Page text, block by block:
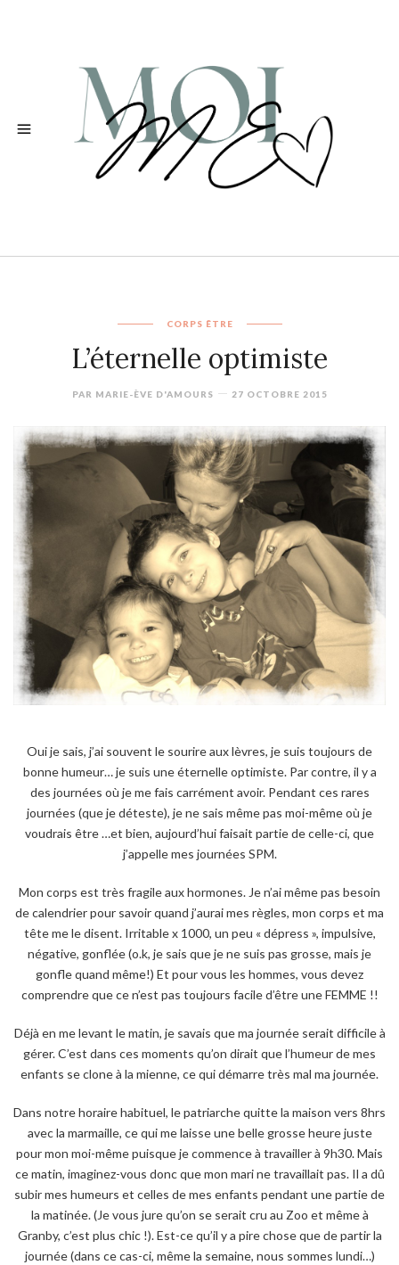
CORPS ÊTRE
L’éternelle optimiste
PAR MARIE-ÈVE D'AMOURS 27 OCTOBRE 2015
Oui je sais, j’ai souvent le sourire aux lèvres, je suis toujours de
bonne humeur… je suis une éternelle optimiste. Par contre, il y a
des journées où je me fais carrément avoir. Pendant ces rares
journées (que je déteste), je ne sais même pas moi-même où je
voudrais être …et bien, aujourd’hui faisait partie de celle-ci, que
j’appelle mes journées SPM.
Mon corps est très fragile aux hormones. Je n’ai même pas besoin
de calendrier pour savoir quand j’aurai mes règles, mon corps et ma
tête me le disent. Irritable x 1000, un peu « dépress », impulsive,
négative, gonflée (o.k, je sais que je ne suis pas grosse, mais je
gonfle quand même!) Et pour vous les hommes, vous devez
comprendre que ce n’est pas toujours facile d’être une FEMME !!
Déjà en me levant le matin, je savais que ma journée serait difficile à
gérer. C’est dans ces moments qu’on dirait que l’humeur de mes
enfants se clone à la mienne, ce qui démarre très mal ma journée.
Dans notre horaire habituel, le patriarche quitte la maison vers 8hrs
avec la marmaille, ce qui me laisse une belle grosse heure juste
pour mon moi-même puisque je commence à travailler à 9h30. Mais
ce matin, imaginez-vous donc que mon mari ne travaillait pas. Il a dû
subir mes humeurs et celles de mes enfants pendant une partie de
la matinée. (Je vous jure qu’on se serait cru au Zoo et même à
Granby, c’est plus chic !). Est-ce qu’il y a pire chose que de partir la
journée (dans ce cas-ci, même la semaine, nous sommes lundi…)